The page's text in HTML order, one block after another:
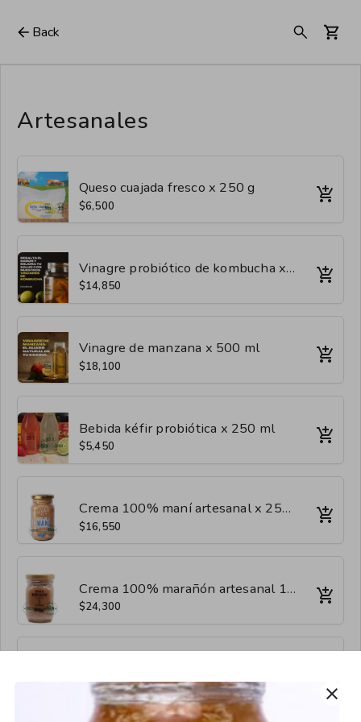
Back
Artesanales
Queso cuajada fresco x 250 g
$6,500
Vinagre probiótico de kombucha x 500 ml
$14,850
Vinagre de manzana x 500 ml
$18,100
Bebida kéfir probiótica x 250 ml
$5,450
Crema 100% maní artesanal x 250 g , 100 g
$16,550
Crema 100% marañón artesanal 100 g
$24,300
$21,400 close